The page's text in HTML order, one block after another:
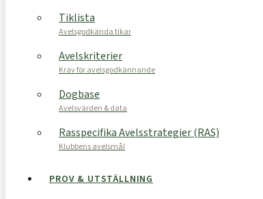
Tiklista
Avelsgodkända tikar
Avelskriterier
Krav för avelsgodkännande
Dogbase
Avelsvärden & data
Rasspecifika Avelsstrategier (RAS)
Klubbens avelsmål
PROV & UTSTÄLLNING